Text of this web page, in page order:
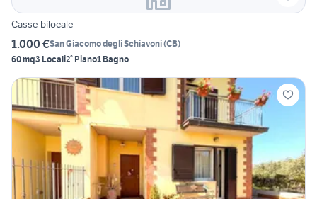
Casse bilocale
1.000 €San Giacomo degli Schiavoni(CB)
60 mq3 Locali2° Piano1 Bagno